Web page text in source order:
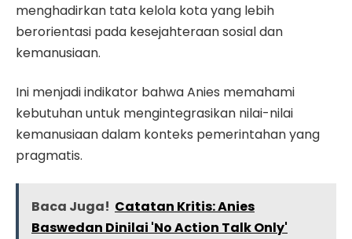
menghadirkan tata kelola kota yang lebih
berorientasi pada kesejahteraan sosial dan
kemanusiaan.
Ini menjadi indikator bahwa Anies memahami
kebutuhan untuk mengintegrasikan nilai-nilai
kemanusiaan dalam konteks pemerintahan yang
pragmatis.
Baca Juga! Catatan Kritis: Anies
Baswedan Dinilai 'No Action Talk Only'